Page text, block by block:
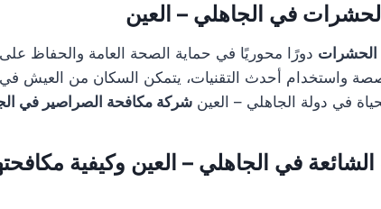
في الجاهلي – العين
الحشرات دورًا محوريًا في حماية الصحة العامة والحفاظ
واستخدام أحدث التقنيات، يتمكن السكان من العيش في
في دولة الجاهلي – العينشركة مكافحة الصراصير في
في الجاهلي – العين وكيفية